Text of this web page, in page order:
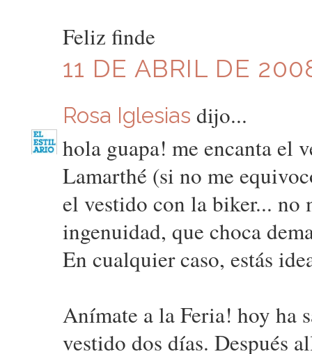
Feliz finde
11 DE ABRIL DE
Rosa Iglesias dijo...
hola guapa! me encanta el
Lamarthé (si no me
el vestido con la biker... no
ingenuidad, que choca
En cualquier caso, estás
Anímate a la Feria! hoy ha
vestido dos días. Después